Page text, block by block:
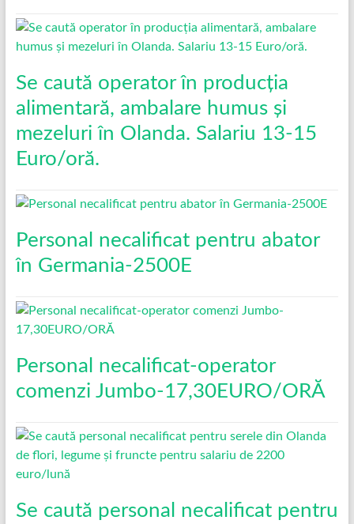
Se caută operator în producția
alimentară, ambalare humus și
mezeluri în Olanda. Salariu 13-15
Euro/oră.
Personal necalificat pentru abator
în Germania-2500E
Personal necalificat-operator
comenzi Jumbo-17,30EURO/ORĂ
Se caută personal necalificat pentru